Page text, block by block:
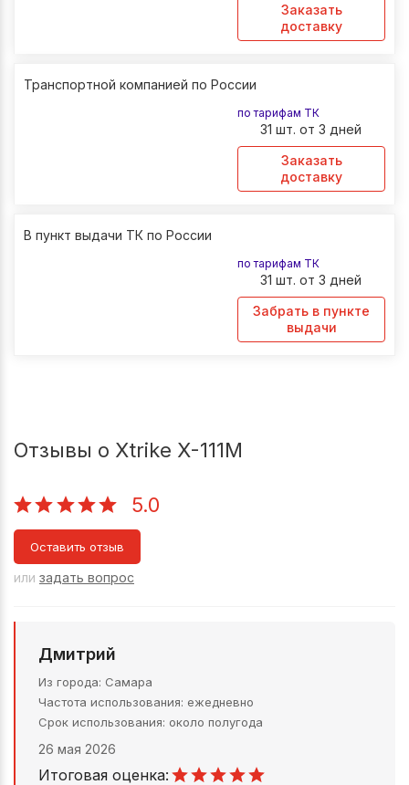
Заказать
доставку
Транспортной компанией по России
по тарифам ТК
31 шт. от 3 дней
Заказать
доставку
В пункт выдачи ТК по России
по тарифам ТК
31 шт. от 3 дней
Забрать в пункте
выдачи
Отзывы о Xtrike X-111М
5.0
Оставить отзыв
или задать вопрос
Дмитрий
Из города Самара
Частота использования ежедневно
Срок использования около полугода
26 мая 2026
Итоговая оценка: